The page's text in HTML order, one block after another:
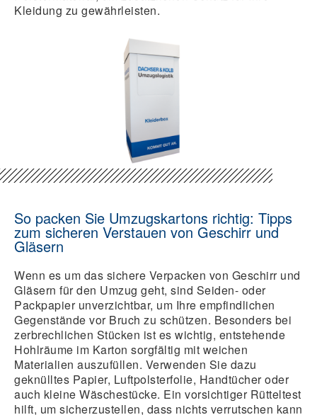
Kleidung zu gewährleisten.
So packen Sie Umzugskartons richtig: Tipps
zum sicheren Verstauen von Geschirr und
Gläsern
Wenn es um das sichere Verpacken von Geschirr und
Gläsern für den Umzug geht, sind Seiden- oder
Packpapier unverzichtbar, um Ihre empfindlichen
Gegenstände vor Bruch zu schützen. Besonders bei
zerbrechlichen Stücken ist es wichtig, entstehende
Hohlräume im Karton sorgfältig mit weichen
Materialien auszufüllen. Verwenden Sie dazu
geknülltes Papier, Luftpolsterfolie, Handtücher oder
auch kleine Wäschestücke. Ein vorsichtiger Rütteltest
hilft, um sicherzustellen, dass nichts verrutschen kann